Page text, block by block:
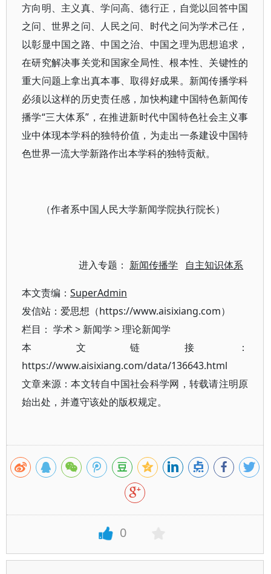
方向明、主义真、学问高、德行正，自觉以回答中国
之问、世界之问、人民之问、时代之问为学术己任，
以彰显中国之路、中国之治、中国之理为思想追求，
在研究解决事关党和国家全局性、根本性、关键性的
重大问题上拿出真本事、取得好成果。新闻传播学科
必须以这样的历史责任感，加快构建中国特色新闻传
播学“三大体系”，在推进新时代中国特色社会主义事
业中体现本学科的独特价值，为走出一条建设中国特
色世界一流大学新路作出本学科的独特贡献。
（作者系中国人民大学新闻学院执行院长）
进入专题： 新闻传播学 自主知识体系
本文责编： SuperAdmin
发信站：爱思想（https://www.aisixiang.com）
栏目： 学术> 新闻学 >理论新闻学
本文链接：
https://www.aisixiang.com/data/136643.html
文章来源：本文转自中国社会科学网，转载请注明原
始出处，并遵守该处的版权规定。
0